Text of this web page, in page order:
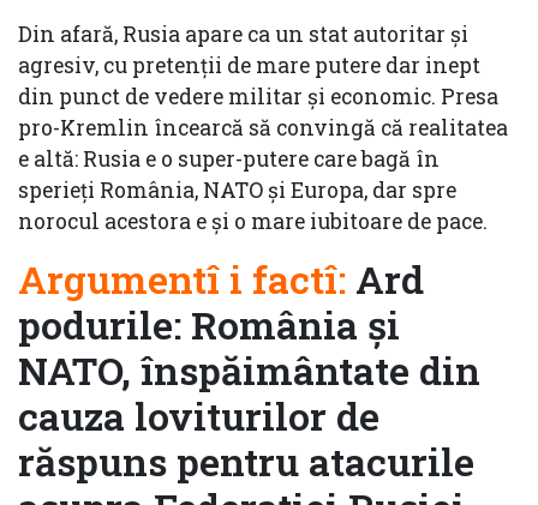
Din afară, Rusia apare ca un stat autoritar și
agresiv, cu pretenții de mare putere dar inept
din punct de vedere militar și economic. Presa
pro-Kremlin încearcă să convingă că realitatea
e altă: Rusia e o super-putere care bagă în
sperieți România, NATO și Europa, dar spre
norocul acestora e și o mare iubitoare de pace.
Argumentî i factî: Ard
podurile: România și
NATO, înspăimântate din
cauza loviturilor de
răspuns pentru atacurile